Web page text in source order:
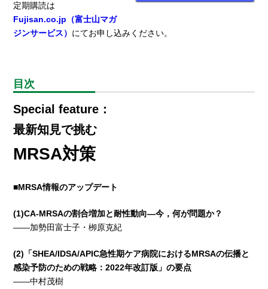
定期購読は
Fujisan.co.jp（富士山マガ
ジンサービス） にてお申し込みください。
目次
Special feature：
最新知見で挑む
MRSA対策
■MRSA情報のアップデート
(1)CA-MRSAの割合増加と耐性動向―今，何が問題か？
――加勢田富士子・栁原克紀
(2) 「SHEA/IDSA/APIC急性期ケア病院におけるMRSAの伝播と
感染予防のための戦略：2022年改訂版」の要点
――中村茂樹